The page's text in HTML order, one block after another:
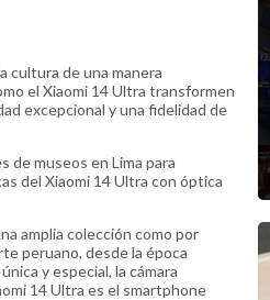
cultura de una manera
el Xiaomi 14 Ultra transformen
excepcional y una fidelidad de
de museos en Lima para
del Xiaomi 14 Ultra con óptica
amplia colección como por
peruano, desde la época
y especial, la cámara
14 Ultra es el smartphone